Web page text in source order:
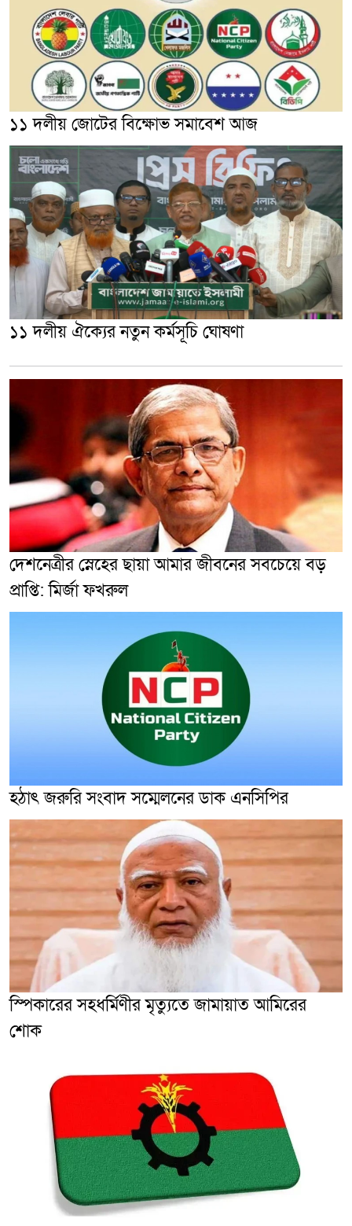
১১ দলীয় জোটের বিক্ষোভ সমাবেশ আজ
১১ দলীয় ঐক্যের নতুন কর্মসূচি ঘোষণা
দেশনেত্রীর স্নেহের ছায়া আমার জীবনের সবচেয়ে বড়
প্রাপ্তি: মির্জা ফখরুল
হঠাৎ জরুরি সংবাদ সম্মেলনের ডাক এনসিপির
স্পিকারের সহধর্মিণীর মৃত্যুতে জামায়াত আমিরের
শোক